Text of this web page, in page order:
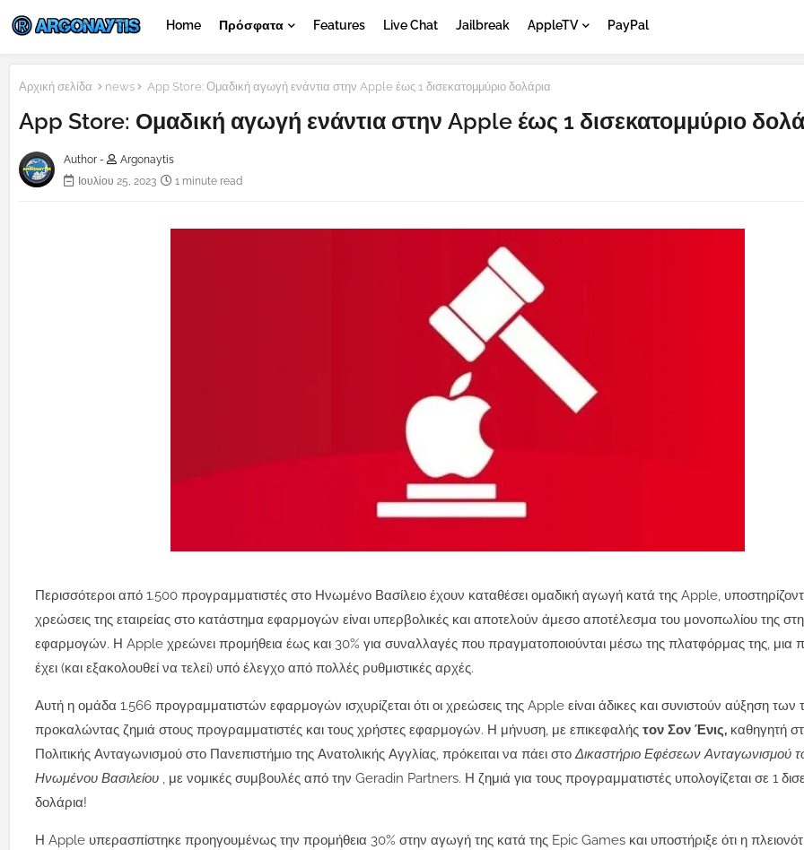
Home Πρόσφατα Features Live Chat Jailbreak AppleTV PayPal
Αρχική σελίδα news App Store: Ομαδική αγωγή ενάντια στην Apple έως 1 δισεκατομμύριο δολάρια
App Store: Ομαδική αγωγή ενάντια στην Apple έως 1 δισεκατομμύριο
Author -
Argonaytis
Ιουλίου 25, 2023
1 minute read
Περισσότεροι από 1.500 προγραμματιστές στο Ηνωμένο Βασίλειο έχουν καταθέσει ομαδική αγωγή κατά της Apple,
χρεώσεις της εταιρείας στο κατάστημα εφαρμογών είναι υπερβολικές και αποτελούν άμεσο αποτέλεσμα του μονοπωλίου της
εφαρμογών. Η Apple χρεώνει προμήθεια έως και 30% για συναλλαγές που πραγματοποιούνται μέσω της πλατφόρμας της, μια
έχει (και εξακολουθεί να τελεί) υπό έλεγχο από πολλές ρυθμιστικές αρχές.
Αυτή η ομάδα 1.566 προγραμματιστών εφαρμογών ισχυρίζεται ότι οι χρεώσεις της Apple είναι άδικες και συνιστούν αύξηση των
προκαλώντας ζημιά στους προγραμματιστές και τους χρήστες εφαρμογών. Η μήνυση, με επικεφαλής τον Σον Ένις, καθηγητή
Πολιτικής Ανταγωνισμού στο Πανεπιστήμιο της Ανατολικής Αγγλίας, πρόκειται να πάει στοΔικαστήριο Εφέσεων Ανταγωνισμού
Ηνωμένου Βασιλείου , με νομικές συμβουλές από την Geradin Partners. Η ζημιά για τους προγραμματιστές υπολογίζεται σε 1
δολάρια!
Η Apple υπερασπίστηκε προηγουμένως την προμήθεια 30% στην αγωγή της κατά της Epic Games και υποστήριξε ότι η